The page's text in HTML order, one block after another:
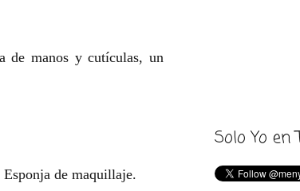
de manos y cutículas, un
de maquillaje.
Solo Yo en